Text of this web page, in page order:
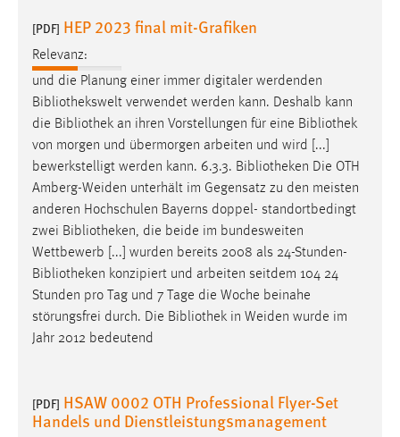
[PDF] HEP 2023 final mit-Grafiken
Relevanz:
und die Planung einer immer digitaler werdenden
Bibliothekswelt verwendet werden kann. Deshalb kann
die Bibliothek an ihren Vorstellungen für eine Bibliothek
von morgen und übermorgen arbeiten und wird [...]
bewerkstelligt werden kann. 6.3.3. Bibliotheken Die OTH
Amberg-Weiden unterhält im Gegensatz zu den meisten
anderen Hochschulen Bayerns doppel- standortbedingt
zwei Bibliotheken, die beide im bundesweiten
Wettbewerb [...] wurden bereits 2008 als 24-Stunden-
Bibliotheken konzipiert und arbeiten seitdem 104 24
Stunden pro Tag und 7 Tage die Woche beinahe
störungsfrei durch. Die Bibliothek in Weiden wurde im
Jahr 2012 bedeutend
[PDF] HSAW 0002 OTH Professional Flyer-Set
Handels und Dienstleistungsmanagement
Zweck:
Conversion-Tracking
Cookie Laufzeit:
3 Monate
Facebook Pixel
Name:
_fbp
Anbieter:
Facebook
Zweck:
Conversion-Tracking